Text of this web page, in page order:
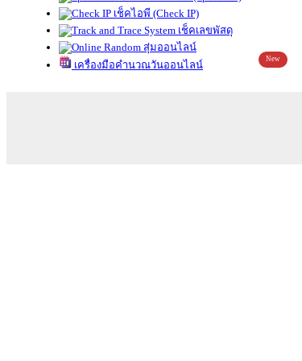
เช็คไอพี (Check IP)
เช็คเลขพัสดุ
สุ่มออนไลน์
เครื่องมือคำนวณวันออนไลน์
New